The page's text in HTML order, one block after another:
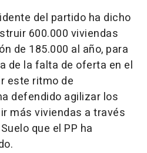
del partido ha dicho
600.000 viviendas
de 185.000 al año, para
de la falta de oferta en el
este ritmo de
defendido agilizar los
más viviendas a través
que el PP ha